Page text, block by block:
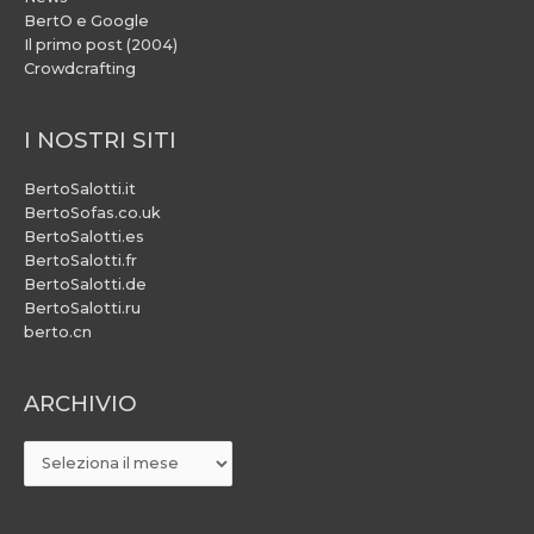
BertO e Google
Il primo post (2004)
Crowdcrafting
I NOSTRI SITI
BertoSalotti.it
BertoSofas.co.uk
BertoSalotti.es
BertoSalotti.fr
BertoSalotti.de
BertoSalotti.ru
berto.cn
ARCHIVIO
ARCHIVIO